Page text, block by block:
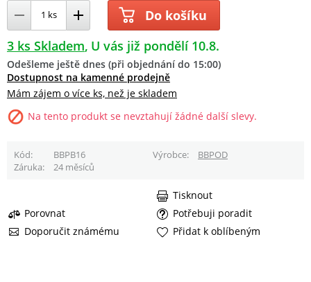
Do košíku
3 ks Skladem U vás již pondělí 10.8.
Odešleme ještě dnes (při objednání do 15:00)
Dostupnost na kamenné prodejně
Mám zájem o více ks, než je skladem
Na tento produkt se nevztahují žádné další slevy.
Kód BBPB16 Výrobce
BBPOD
Záruka
24 měsíců
Porovnat
Potřebuji poradit
Doporučit známému
Tisknout
Přidat k oblíbeným